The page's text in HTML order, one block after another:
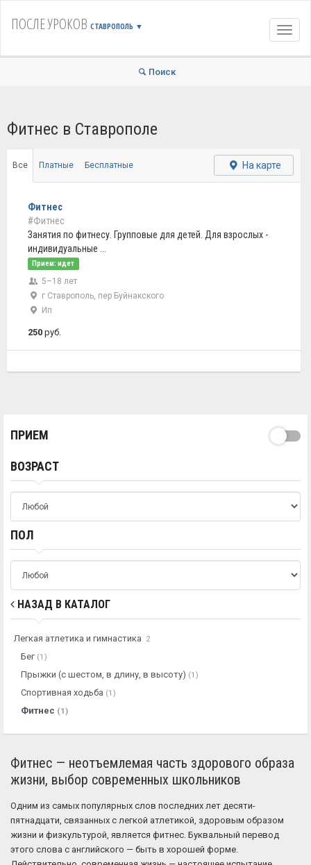
ПОСЛЕ УРОКОВ СТАВРОПОЛЬ ▼
Поиск
Фитнес в Ставрополе
Все Платные Бесплатные На карте
Фитнес
#Фитнес
Занятия по фитнесу. Групповые для детей. Для взрослых -
индивидуальные ...
Прием: идет
5–18 лет
г Ставрополь, пер Буйнакского
Ип
250 руб.
ПРИЕМ
ВОЗРАСТ
ПОЛ
НАЗАД В КАТАЛОГ
Легкая атлетика и гимнастика 2
Бег (1)
Прыжки (с шестом, в длину, в высоту) (1)
Спортивная ходьба (1)
Фитнес (1)
Фитнес — неотъемлемая часть здорового образа
жизни, выбор современных школьников
Одним из самых популярных слов последних лет десяти-
пятнадцати, связанных с легкой атлетикой, здоровым образом
жизни и физкультурой, является фитнес. Буквальный перевод
этого слова с английского — быть в хорошей форме.